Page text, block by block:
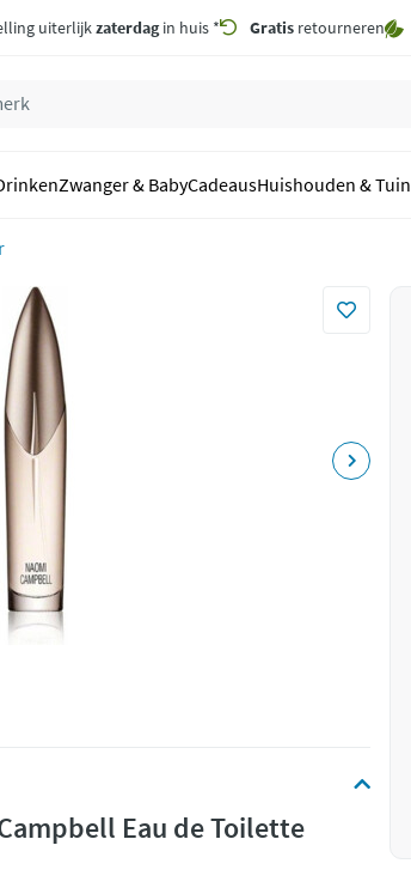
uiterlijkzaterdagin huis * Gratis retourneren
Zwanger & BabyCadeausHuishouden & Tuin
Eau de Toilette